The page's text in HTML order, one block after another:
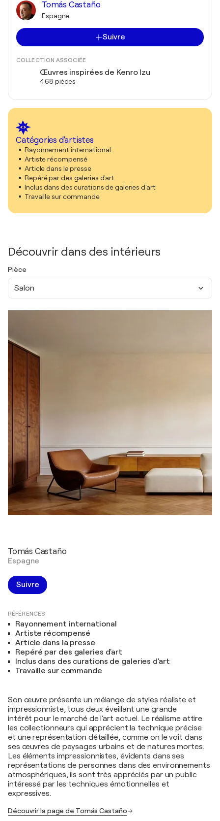
Tomás Castaño
Espagne
Suivre
COLLECTION ASSOCIÉE
Œuvres inspirées de Kenro Izu
468 pièces
Catégories d'artistes
Rayonnement international
Artiste récompensé
Article dans la presse
Repéré par des galeries d'art
Inclus dans des curations de galeries d'art
Travaille sur commande
Découvrir dans des intérieurs
Pièce
Salon
Tomás Castaño
Espagne
Suivre
RÉFÉRENCES
Rayonnement international
Artiste récompensé
Article dans la presse
Repéré par des galeries d'art
Inclus dans des curations de galeries d'art
Travaille sur commande
Son œuvre présente un mélange de styles réaliste et
impressionniste, tous deux éveillant une grande
intérêt pour le marché de l'art actuel. Le réalisme attire
les collectionneurs qui apprécient la technique précise
et une représentation détaillée, comme on le voit dans
ses œuvres de paysages urbains et de natures mortes.
Les éléments impressionnistes, évidents dans ses
représentations de personnes dans des environnements
atmosphériques, ils sont très appréciés par un public
intéressé par les techniques émotionnelles et
expressives.
Découvrir la page de Tomás Castaño